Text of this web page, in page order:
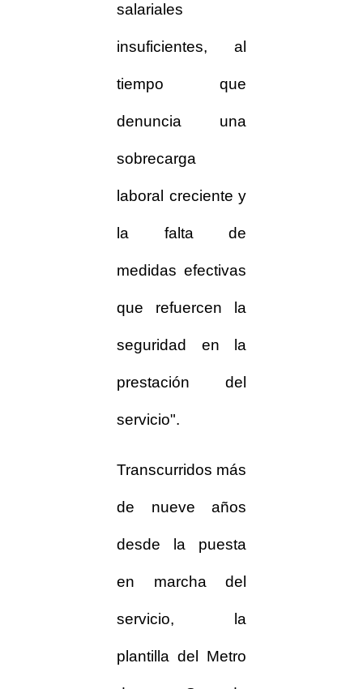
salariales
insuficientes, al
tiempo que
denuncia una
sobrecarga
laboral creciente y
la falta de
medidas efectivas
que refuercen la
seguridad en la
prestación del
servicio".
Transcurridos más
de nueve años
desde la puesta
en marcha del
servicio, la
plantilla del Metro